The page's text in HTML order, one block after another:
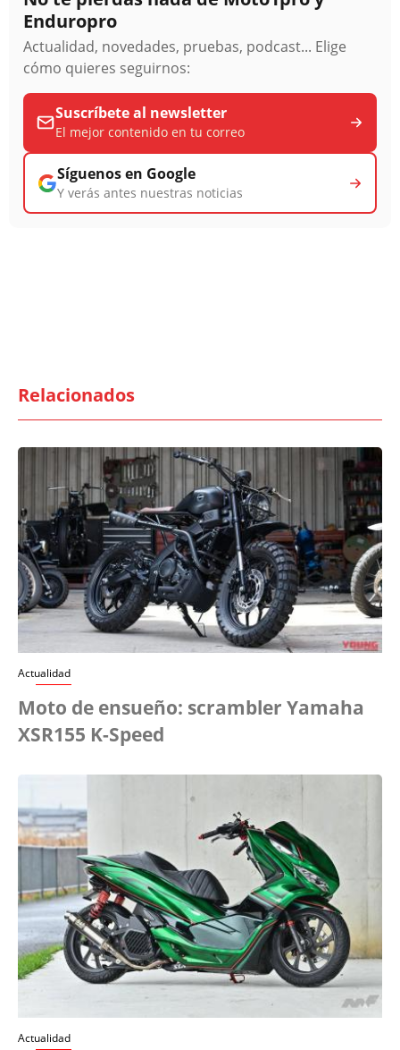
Enduropro
Actualidad, novedades, pruebas, podcast... Elige
cómo quieres seguirnos:
Suscríbete al newsletter
El mejor contenido en tu correo
Síguenos en Google
Y verás antes nuestras noticias
Relacionados
Actualidad
Moto de ensueño: scrambler Yamaha
XSR155 K-Speed
Actualidad